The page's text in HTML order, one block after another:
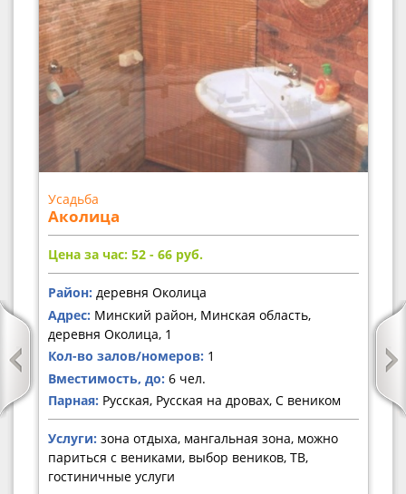
Усадьба
Аколица
Цена за час: 52 - 66 руб.
Район: деревня Околица
Адрес: Минский район, Минская область,
деревня Околица, 1
Кол-во залов/номеров: 1
Вместимость, до: 6 чел.
Парная: Русская, Русская на дровах, С веником
Услуги: зона отдыха, мангальная зона, можно
париться с вениками, выбор веников, ТВ,
гостиничные услуги